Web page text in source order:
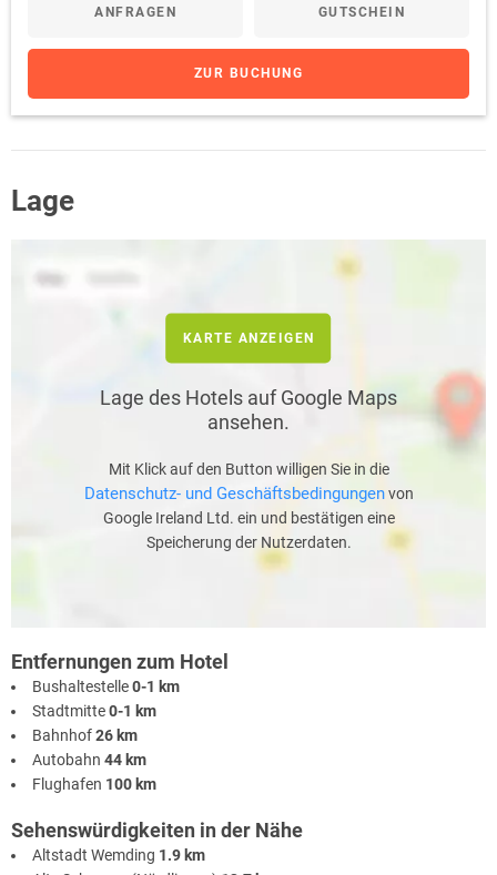
ANFRAGEN GUTSCHEIN
ZUR BUCHUNG
Lage
KARTE ANZEIGEN
Lage des Hotels auf Google Maps
ansehen.
Mit Klick auf den Button willigen Sie in die
Datenschutz- und Geschäftsbedingungenvon
Google Ireland Ltd. ein und bestätigen eine
Speicherung der Nutzerdaten.
Entfernungen zum Hotel
Bushaltestelle0-1 km
Stadtmitte0-1 km
Bahnhof26 km
Autobahn 44 km
Flughafen 100 km
Sehenswürdigkeiten in der Nähe
Altstadt Wemding 1.9 km